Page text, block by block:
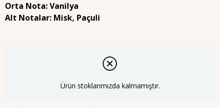
Orta Nota:Vanilya
Alt Notalar: Misk, Paçuli
Ürün stoklarımızda kalmamıştır.